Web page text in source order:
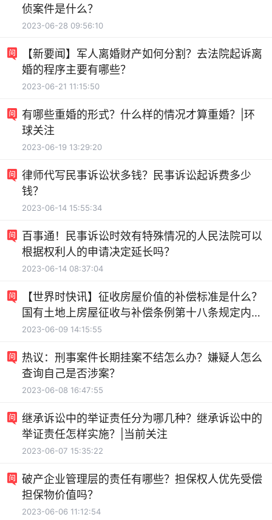
侦案件是什么？
2023-06-28 09:56:10
【新要闻】军人离婚财产如何分割？去法院起诉离
婚的程序主要有哪些？
2023-06-21 11:15:50
有哪些重婚的形式？什么样的情况才算重婚？|环
球关注
2023-06-19 13:29:20
律师代写民事诉讼状多钱？民事诉讼起诉费多少
钱？
2023-06-14 15:55:34
百事通！民事诉讼时效有特殊情况的人民法院可以
根据权利人的申请决定延长吗？
2023-06-14 08:37:04
【世界时快讯】征收房屋价值的补偿标准是什么？
国有土地上房屋征收与补偿条例第十八条规定内容
是什么？
2023-06-09 14:15:55
热议：刑事案件长期挂案不结怎么办？嫌疑人怎么
查询自己是否涉案？
2023-06-08 16:47:55
继承诉讼中的举证责任分为哪几种？继承诉讼中的
举证责任怎样实施？|当前关注
2023-06-07 15:35:22
破产企业管理层的责任有哪些？担保权人优先受偿
担保物价值吗？
2023-06-06 11:12:54